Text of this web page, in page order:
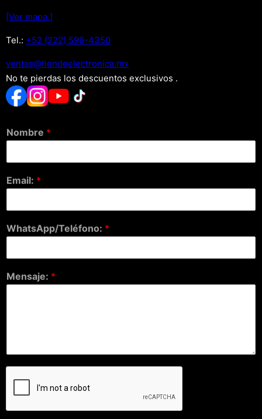
[Ver mapa.]
Tel.: +52 (222) 598-4350
xm.acinortceleedneit@satnev
No te pierdas los descuentos exclusivos .
Nombre *
Email: *
WhatsApp/Teléfono: *
Mensaje: *